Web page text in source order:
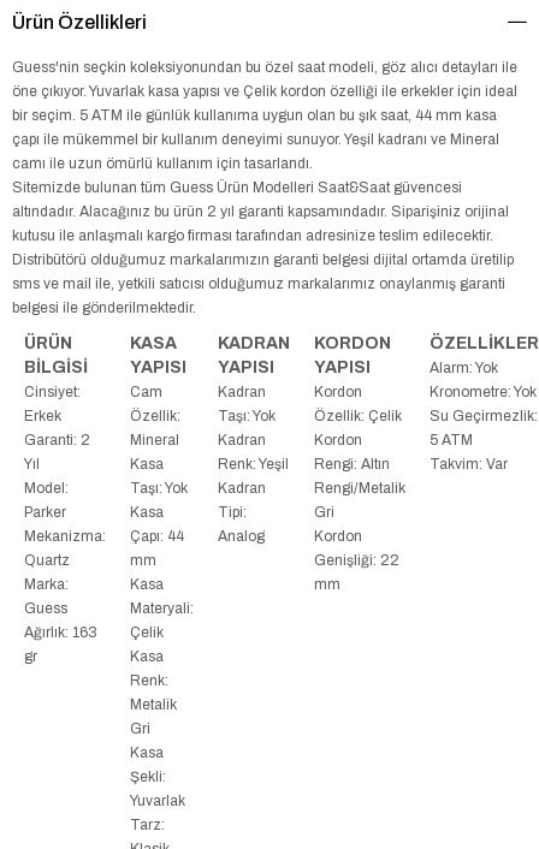
Ürün Özellikleri
Guess'nin seçkin koleksiyonundan bu özel saat modeli, göz alıcı detayları ile
öne çıkıyor. Yuvarlak kasa yapısı ve Çelik kordon özelliği ile erkekler için ideal
bir seçim. 5 ATM ile günlük kullanıma uygun olan bu şık saat, 44 mm kasa
çapı ile mükemmel bir kullanım deneyimi sunuyor. Yeşil kadranı ve Mineral
camı ile uzun ömürlü kullanım için tasarlandı.
Sitemizde bulunan tüm Guess Ürün Modelleri Saat&Saat güvencesi
altındadır. Alacağınız bu ürün 2 yıl garanti kapsamındadır. Siparişiniz orijinal
kutusu ile anlaşmalı kargo firması tarafından adresinize teslim edilecektir.
Distribütörü olduğumuz markalarımızın garanti belgesi dijital ortamda üretilip
sms ve mail ile, yetkili satıcısı olduğumuz markalarımız onaylanmış garanti
belgesi ile gönderilmektedir.
ÜRÜN
BİLGİSİ
Cinsiyet:
Erkek
Garanti: 2
Yıl
Model:
Parker
Mekanizma:
Quartz
Marka:
Guess
Ağırlık: 163
gr
KASA
YAPISI
Cam
Özellik:
Mineral
Kasa
Taşı: Yok
Kasa
Çapı: 44
mm
Kasa
Materyali:
Çelik
Kasa
Renk:
Metalik
Gri
Kasa
Şekli:
Yuvarlak
Tarz:
KADRAN
YAPISI
Kadran
Taşı: Yok
Kadran
Renk: Yeşil
Kadran
Tipi:
Analog
KORDON
YAPISI
Kordon
Özellik: Çelik
Kordon
Rengi: Altın
Rengi/Metalik
Gri
Kordon
Genişliği: 22
mm
ÖZELLİKLER
Alarm: Yok
Kronometre: Yok
Su Geçirmezlik:
5 ATM
Takvim: Var